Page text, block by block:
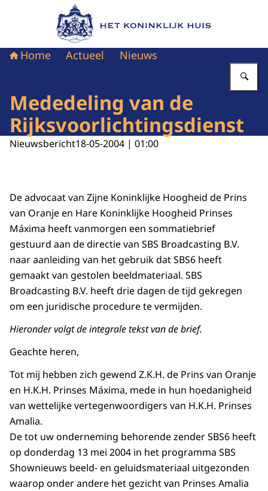
Naar de homepage van Het Koninklijk Huis
Home Actueel Nieuws
Mededeling van de
Rijksvoorlichtingsdienst
Nieuwsbericht18-05-2004 | 01:00
De advocaat van Zijne Koninklijke Hoogheid de Prins
van Oranje en Hare Koninklijke Hoogheid Prinses
Máxima heeft vanmorgen een sommatiebrief
gestuurd aan de directie van SBS Broadcasting B.V.
naar aanleiding van het gebruik dat SBS6 heeft
gemaakt van gestolen beeldmateriaal. SBS
Broadcasting B.V. heeft drie dagen de tijd gekregen
om een juridische procedure te vermijden.
Hieronder volgt de integrale tekst van de brief.
Geachte heren,
Tot mij hebben zich gewend Z.K.H. de Prins van Oranje
en H.K.H. Prinses Máxima, mede in hun hoedanigheid
van wettelijke vertegenwoordigers van H.K.H. Prinses
Amalia.
De tot uw onderneming behorende zender SBS6 heeft
op donderdag 13 mei 2004 in het programma SBS
Shownieuws beeld- en geluidsmateriaal uitgezonden
waarop onder andere het gezicht van Prinses Amalia